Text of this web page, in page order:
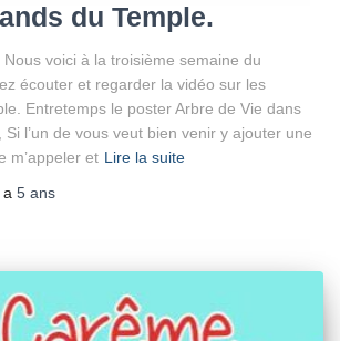
du Temple.
voici à la troisième semaine du
écouter et regarder la vidéo sur les
Entretemps le poster Arbre de Vie dans
Si l’un de vous veut bien venir y ajouter une
m’appeler et Lire la suite
a 5 ans